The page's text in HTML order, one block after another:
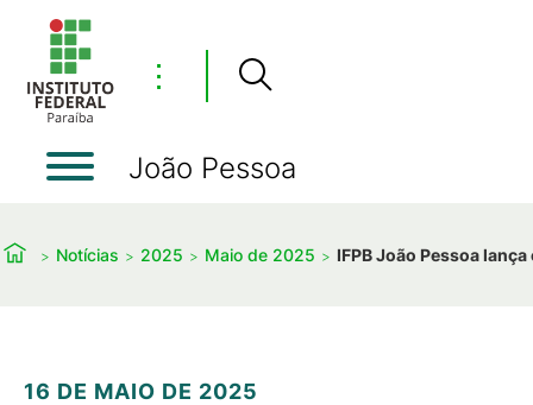
⋮
João Pessoa
Notícias 2025 Maio de 2025 IFPB João Pessoa
16 DE MAIO DE 2025